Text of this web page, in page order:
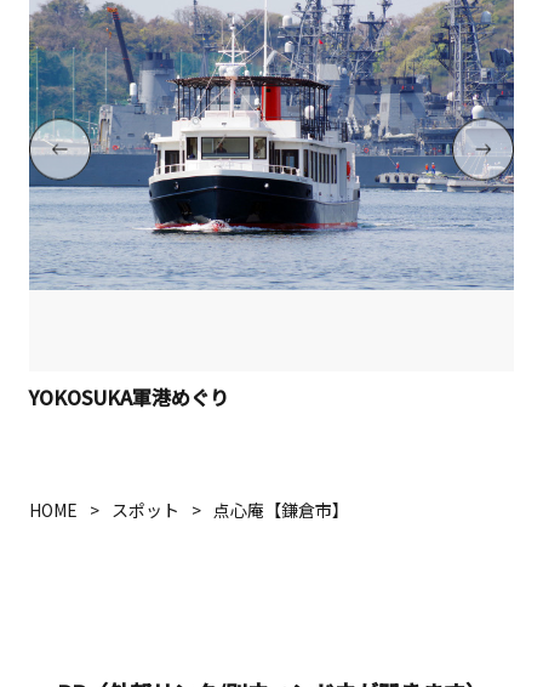
YOKOSUKA軍港めぐり
HOME スポット 点心庵【鎌倉市】